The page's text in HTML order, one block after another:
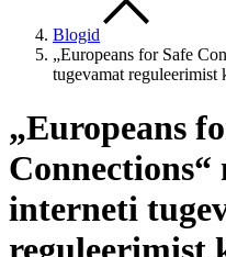
Blogid
„Europeans for Safe
tugevamat reguleerimist
„Europeans
interneti